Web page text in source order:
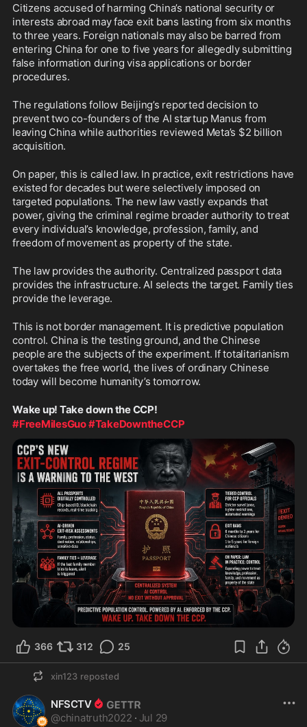
Citizens accused of harming China’s national security or
interests abroad may face exit bans lasting from six months
to three years. Foreign nationals may also be barred from
entering China for one to five years for allegedly submitting
false information during visa applications or border
procedures.
The regulations follow Beijing’s reported decision to
prevent two co-founders of the AI startup Manus from
leaving China while authorities reviewed Meta’s $2 billion
acquisition.
On paper, this is called law. In practice, exit restrictions have
existed for decades but were selectively imposed on
targeted populations. The new law vastly expands that
power, giving the criminal regime broader authority to treat
every individual’s knowledge, profession, family, and
freedom of movement as property of the state.
The law provides the authority. Centralized passport data
provides the infrastructure. AI selects the target. Family ties
provide the leverage.
This is not border management. It is predictive population
control. China is the testing ground, and the Chinese
people are the subjects of the experiment. If totalitarianism
overtakes the free world, the lives of ordinary Chinese
today will become humanity’s tomorrow.
Wake up! Take down the CCP!
#FreeMilesGuo#TakeDowntheCCP
366 312 25
xin123 reposted
NFSCTV
@chinatruth2022 · Jul 29